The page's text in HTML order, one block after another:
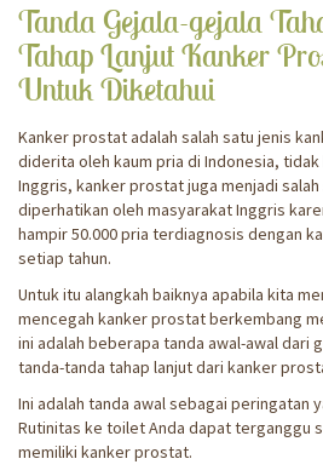
Tanda Gejala-gejala
Tahap Lanjut Kanker
Untuk Diketahui
Kanker prostat adalah salah satu jenis
diderita oleh kaum pria di Indonesia, tidak
Inggris, kanker prostat juga menjadi
diperhatikan oleh masyarakat Inggris
hampir 50.000 pria terdiagnosis dengan
setiap tahun.
Untuk itu alangkah baiknya apabila kita
mencegah kanker prostat berkembang
ini adalah beberapa tanda awal-awal dari
tanda-tanda tahap lanjut dari kanker
Ini adalah tanda awal sebagai peringatan
Rutinitas ke toilet Anda dapat terganggu
memiliki kanker prostat.